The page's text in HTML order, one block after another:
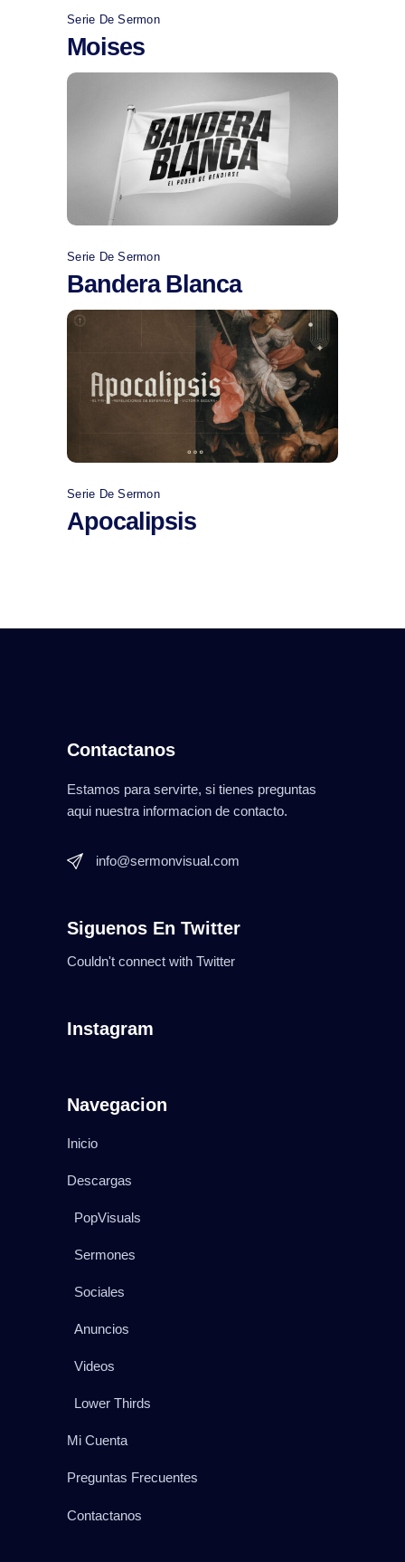
Serie De Sermon
Moises
Comprar
Serie De Sermon
Bandera Blanca
Comprar
Serie De Sermon
Apocalipsis
Contactanos
Estamos para servirte, si tienes preguntas
aqui nuestra informacion de contacto.
info@sermonvisual.com
Siguenos En Twitter
Couldn't connect with Twitter
Instagram
Navegacion
Inicio
Descargas
PopVisuals
Sermones
Sociales
Anuncios
Videos
Lower Thirds
Mi Cuenta
Preguntas Frecuentes
Contactanos